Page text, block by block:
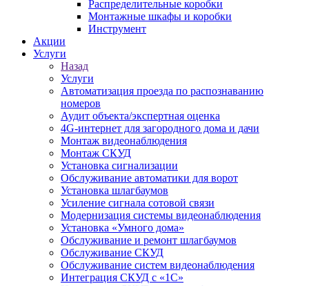
Распределительные коробки
Монтажные шкафы и коробки
Инструмент
Акции
Услуги
Назад
Услуги
Автоматизация проезда по распознаванию
номеров
Аудит объекта/экспертная оценка
4G-интернет для загородного дома и дачи
Монтаж видеонаблюдения
Монтаж СКУД
Установка сигнализации
Обслуживание автоматики для ворот
Установка шлагбаумов
Усиление сигнала сотовой связи
Модернизация системы видеонаблюдения
Установка «Умного дома»
Обслуживание и ремонт шлагбаумов
Обслуживание СКУД
Обслуживание систем видеонаблюдения
Интеграция СКУД с «1С»